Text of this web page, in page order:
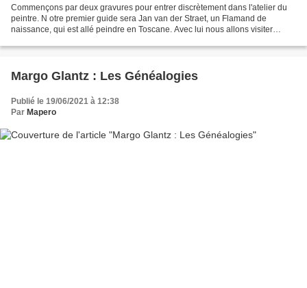
Commençons par deux gravures pour entrer discrètement dans l'atelier du
peintre. N otre premier guide sera Jan van der Straet, un Flamand de
naissance, qui est allé peindre en Toscane. Avec lui nous allons visiter
Margo Glantz : Les Généalogies
Publié le 19/06/2021 à 12:38
Par Mapero